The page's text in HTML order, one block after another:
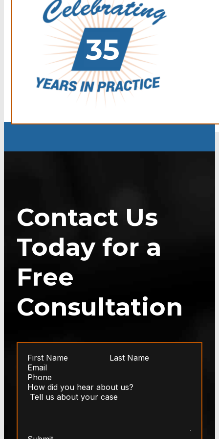
Contact Us
Today for a
Free
Consultation